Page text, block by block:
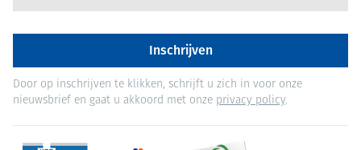
Inschrijven
Door op inschrijven te klikken, schrijft u zich in voor onze
nieuwsbrief en gaat u akkoord met onze privacy policy.